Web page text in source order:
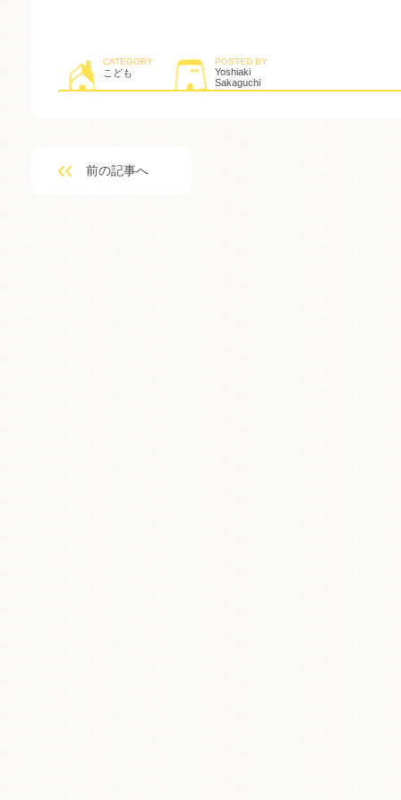
CATEGORY
こども
POSTED BY
Yoshiaki
Sakaguchi
前の記事へ